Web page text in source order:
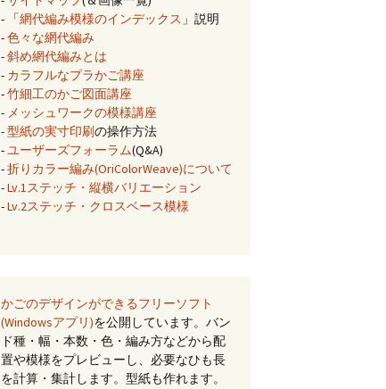
- 「網代編み模様のインデックス 」説明
-色々な網代編み
-斜め網代編みとは
- カラフルなプラかご講座
-竹細工のかご図面講座
- メッシュワークの模様講座
-型紙の実寸印刷の操作方法
-ユーザーズフォーラム(Q&A)
-折りカラー編み(OriColorWeave)について
-Lv.1ステッチ・縦横バリエーション
-Lv.2ステッチ・クロスベース模様
かごのデザインができるフリーソフト
(Windowsアプリ)を公開しています。バン
ド種・幅・本数・色・編み方などから配
置や模様をプレビューし、必要なひも長
を計算・集計します。型紙も作れます。